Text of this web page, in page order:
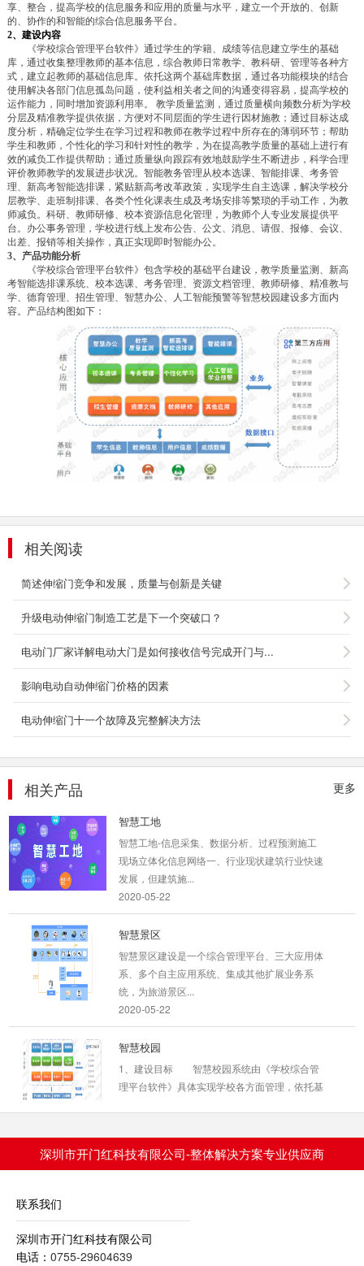
享、整合，提高学校的信息服务和应用的质量与水平，建立一个开放的、创新
的、协作的和智能的综合信息服务平台。
2、建设内容
《学校综合管理平台软件》通过学生的学籍、成绩等信息建立学生的基础
库，通过收集整理教师的基本信息，综合教师日常教学、教科研、管理等各种方
式，建立起教师的基础信息库。依托这两个基础库数据，通过各功能模块的结合
使用解决各部门信息孤岛问题，使利益相关者之间的沟通变得容易，提高学校的
运作能力，同时增加资源利用率。 教学质量监测，通过质量横向频数分析为学校
分层及精准教学提供依据，方便对不同层面的学生进行因材施教；通过目标达成
度分析，精确定位学生在学习过程和教师在教学过程中所存在的薄弱环节；帮助
学生和教师，个性化的学习和针对性的教学，为在提高教学质量的基础上进行有
效的减负工作提供帮助；通过质量纵向跟踪有效地鼓励学生不断进步，科学合理
评价教师教学的发展进步状况。智能教务管理从校本选课、智能排课、考务管
理、新高考智能选排课，紧贴新高考改革政策，实现学生自主选课，解决学校分
层教学、走班制排课、各类个性化课表生成及考场安排等繁琐的手动工作，为教
师减负。科研、教师研修、校本资源信息化管理，为教师个人专业发展提供平
台。办公事务管理，学校进行线上发布公告、公文、消息、请假、报修、会议、
出差、报销等相关操作，真正实现即时智能办公。
3、产品功能分析
《学校综合管理平台软件》包含学校的基础平台建设，教学质量监测、新高
考智能选排课系统、校本选课、考务管理、资源文档管理、教师研修、精准教与
学、德育管理、招生管理、智慧办公、人工智能预警等智慧校园建设多方面内
容。产品结构图如下：
相关阅读
简述伸缩门竞争和发展，质量与创新是关键
升级电动伸缩门制造工艺是下一个突破口？
电动门厂家详解电动大门是如何接收信号完成开门与...
影响电动自动伸缩门价格的因素
电动伸缩门十一个故障及完整解决方法
更多
相关产品
访客系统
劳务实名制系统
2020-05-22
智慧工地
智慧工地-信息采集、数据分析、过程预测施工
现场立体化信息网络一、行业现状建筑行业快速
发展，但建筑施...
2020-05-22
智慧景区
智慧景区建设是一个综合管理平台、三大应用体
系、多个自主应用系统、集成其他扩展业务系
统，为旅游景区...
2020-05-22
智慧校园
1、建设目标 智慧校园系统由《学校综合管
理平台软件》具体实现学校各方面管理，依托基
2020-05-22
访客系统
深圳市开门红科技有限公司-整体解决方案专业供应商
联系我们
深圳市开门红科技有限公司
电话： 0755-29604639